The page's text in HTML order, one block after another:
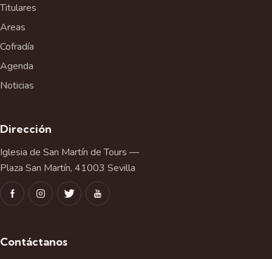
Titulares
Areas
Cofradía
Agenda
Noticias
Dirección
Iglesia de San Martín de Tours —
Plaza San Martín, 41003 Sevilla
Contáctanos